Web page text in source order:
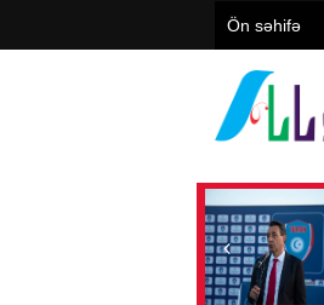
Ön səhifə
başqanı: “Biz idman
klubuyuq, bizim
ideologiya ilə işimiz
ola bilməz”